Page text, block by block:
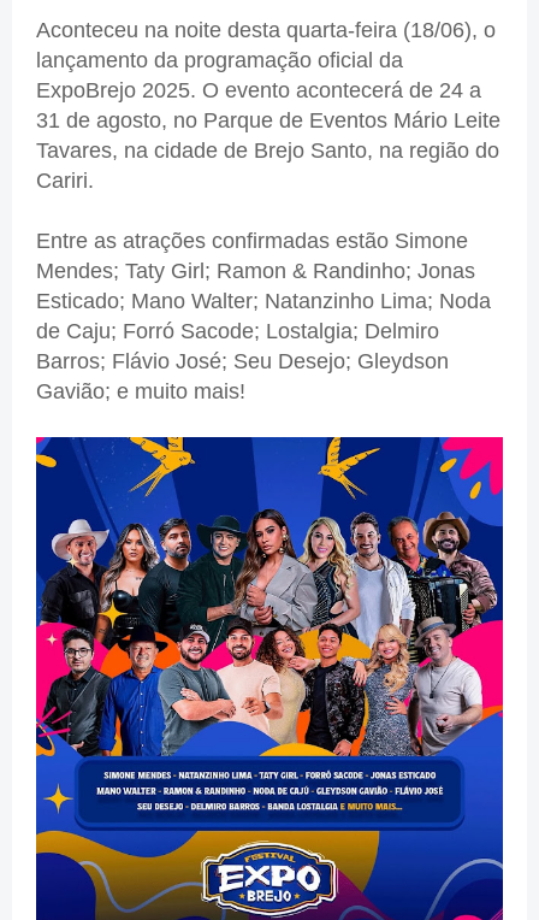
Aconteceu na noite desta quarta-feira (18/06), o
lançamento da programação oficial da
ExpoBrejo 2025. O evento acontecerá de 24 a
31 de agosto, no Parque de Eventos Mário Leite
Tavares, na cidade de Brejo Santo, na região do
Cariri.
Entre as atrações confirmadas estão Simone
Mendes; Taty Girl; Ramon & Randinho; Jonas
Esticado; Mano Walter; Natanzinho Lima; Noda
de Caju; Forró Sacode; Lostalgia; Delmiro
Barros; Flávio José; Seu Desejo; Gleydson
Gavião; e muito mais!